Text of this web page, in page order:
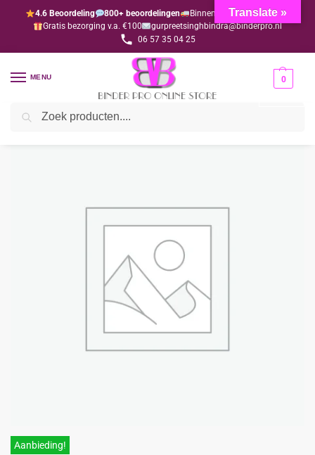
4.6 Beoordeling 800+ beoordelingen
Binnen 1-3 dagen geleverd
Gratis bezorging v.a. €100
gurpreetsinghbindra@binderpro.nl
06 57 35 04 25
MENU 0
Home Wedding / Versieringen
Aanbieding!
Translate »